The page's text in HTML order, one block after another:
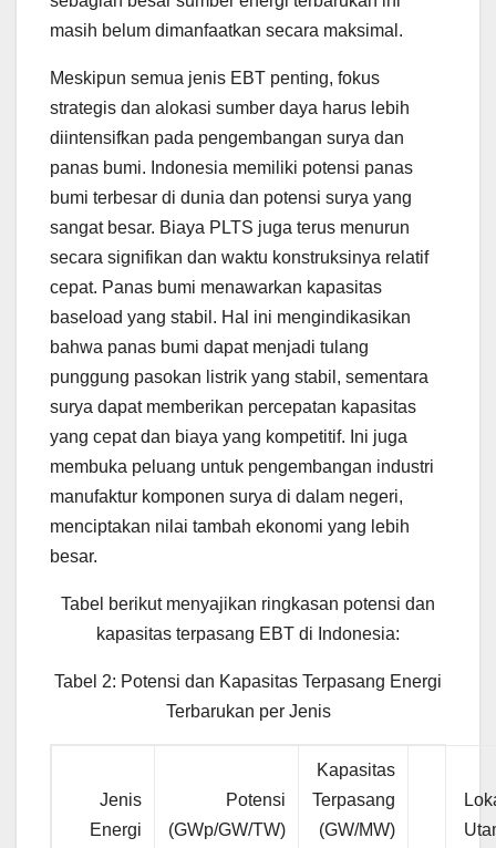
masih belum dimanfaatkan secara maksimal.
Meskipun semua jenis EBT penting, fokus
strategis dan alokasi sumber daya harus lebih
diintensifkan pada pengembangan surya dan
panas bumi. Indonesia memiliki potensi panas
bumi terbesar di dunia dan potensi surya yang
sangat besar. Biaya PLTS juga terus menurun
secara signifikan dan waktu konstruksinya relatif
cepat. Panas bumi menawarkan kapasitas
baseload yang stabil. Hal ini mengindikasikan
bahwa panas bumi dapat menjadi tulang
punggung pasokan listrik yang stabil, sementara
surya dapat memberikan percepatan kapasitas
yang cepat dan biaya yang kompetitif. Ini juga
membuka peluang untuk pengembangan industri
manufaktur komponen surya di dalam negeri,
menciptakan nilai tambah ekonomi yang lebih
besar.
Tabel berikut menyajikan ringkasan potensi dan
kapasitas terpasang EBT di Indonesia:
Tabel 2: Potensi dan Kapasitas Terpasang Energi
Terbarukan per Jenis
Jenis
Energi
Potensi
(GWp/GW/TW)
Kapasitas
Terpasang
(GW/MW)